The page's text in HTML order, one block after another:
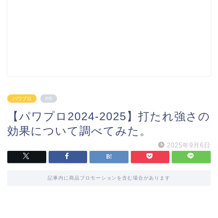
パワプロ PR
【パワプロ2024-2025】打たれ強さの
効果について調べてみた。
2025年9月6日
記事内に商品プロモーションを含む場合があります